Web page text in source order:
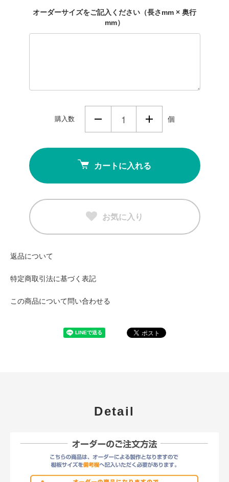
オーダーサイズをご記入ください（長さmm × 奥行
mm）
購入数 個
カートに入れる
お気に入り
返品について
特定商取引法に基づく表記
この商品について問い合わせる
Detail